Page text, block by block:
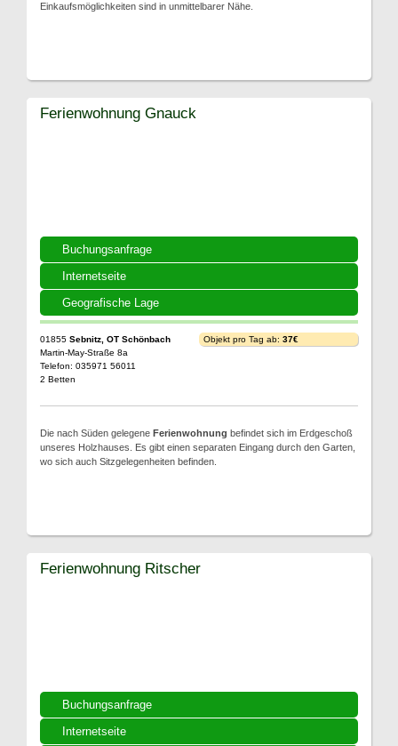
Einkaufsmöglichkeiten sind in unmittelbarer Nähe.
Buchungsanfrage
Internetseite
Geografische Lage
Ferienwohnung Gnauck
01855 Sebnitz, OT Schönbach
Martin-May-Straße 8a
Telefon: 035971 56011
2 Betten
Objekt pro Tag ab: 37€
Die nach Süden gelegene Ferienwohnung befindet sich im Erdgeschoß
unseres Holzhauses. Es gibt einen separaten Eingang durch den Garten,
wo sich auch Sitzgelegenheiten befinden.
Buchungsanfrage
Internetseite
Ferienwohnung Ritscher